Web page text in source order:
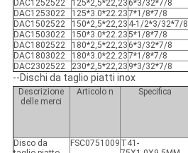
DAC1252522 125*2,5*22,23 6*3/32*7/8
DAC1253022
125*3.0*22.237*1/8*7/8
DAC1502522
150*2,5*22,23 4-1/2*3/32*7/8
DAC1503022
150*3.0*22.235*1/8*7/8
DAC1802522
180*2,5*22,23 6*3/32*7/8
DAC1803022
180*3.0*22.237*1/8*7/8
DAC2302522
230*2,5*22,23 9*3/32*7/8
--Dischi da taglio piatti inox
Descrizione
delle merci
Articolo n Specifica
Disco da
FSC0751009 T41-